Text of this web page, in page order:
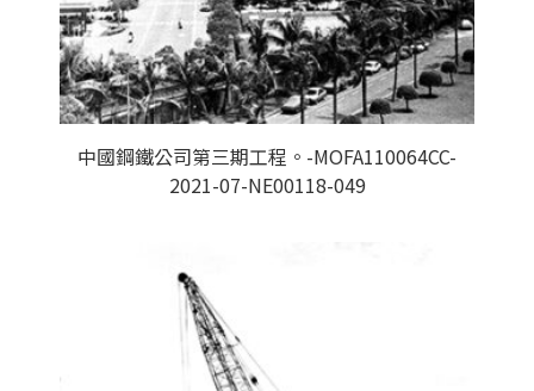
中國鋼鐵公司第三期工程。-MOFA110064CC-
2021-07-NE00118-049